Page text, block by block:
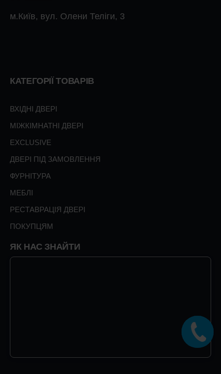
м.Київ, вул. Олени Теліги, 3
КАТЕГОРІЇ ТОВАРІВ
ВХІДНІ ДВЕРІ
МІЖКІМНАТНІ ДВЕРІ
EXCLUSIVE
ДВЕРІ ПІД ЗАМОВЛЕННЯ
ФУРНІТУРА
МЕБЛІ
РЕСТАВРАЦІЯ ДВЕРІ
ПОКУПЦЯМ
ЯК НАС ЗНАЙТИ